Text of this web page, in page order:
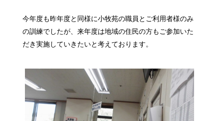
今年度も昨年度と同様に小牧苑の職員とご利用者様のみ
の訓練でしたが、来年度は地域の住民の方もご参加いた
だき実施していきたいと考えております。